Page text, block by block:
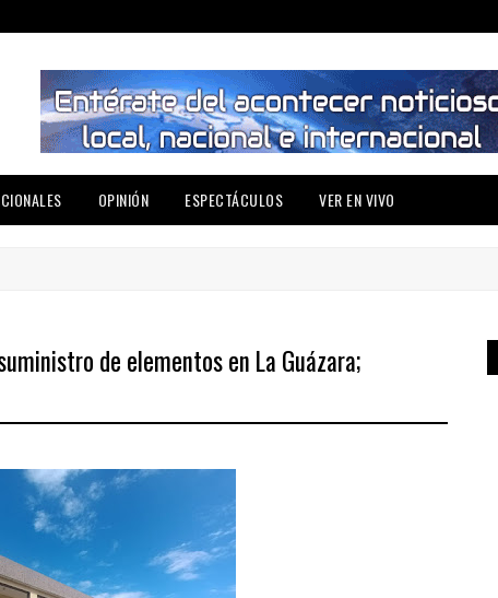
OPINIÓN ESPECTÁCULOS VER EN VIVO
de elementos en La Guázara;